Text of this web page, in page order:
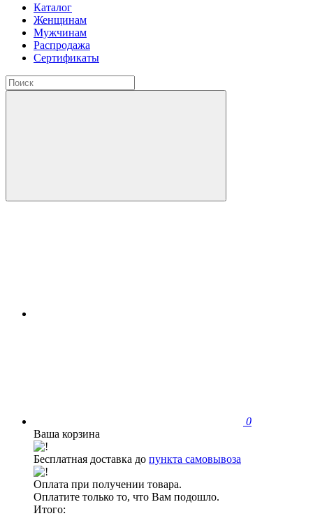
Каталог
Женщинам
Мужчинам
Распродажа
Сертификаты
0
Ваша корзина
Бесплатная доставка до пункта самовывоза
Оплата при получении товара.
Оплатите только то, что Вам подошло.
Итого: